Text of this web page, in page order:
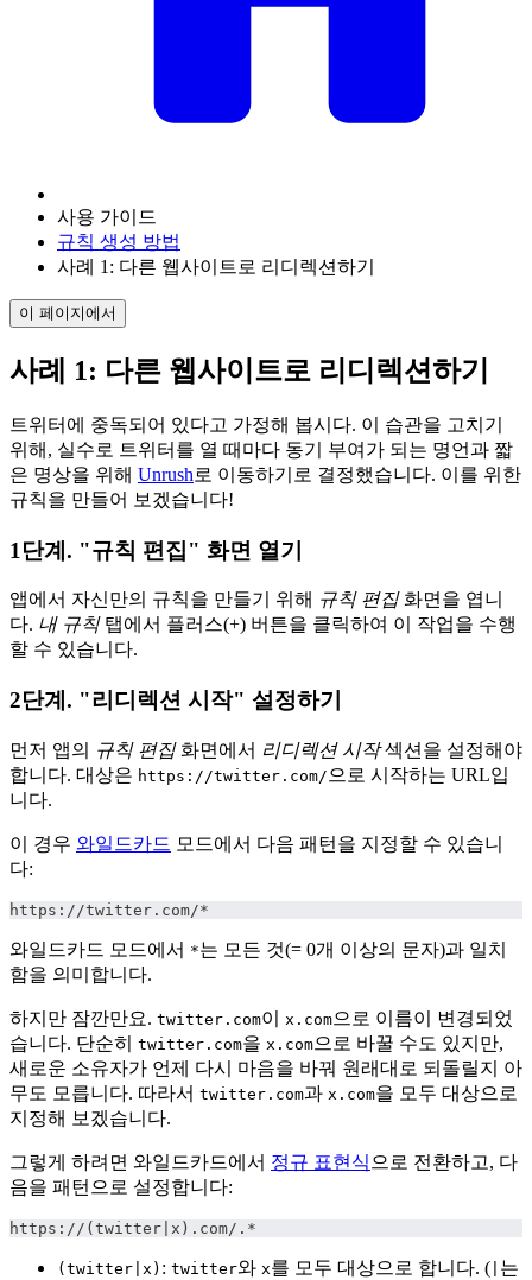
사용 가이드
규칙 생성 방법
사례 1: 다른 웹사이트로 리디렉션하기
이 페이지에서
사례 1: 다른 웹사이트로 리디렉션하기
트위터에 중독되어 있다고 가정해 봅시다. 이 습관을 고치기
위해, 실수로 트위터를 열 때마다 동기 부여가 되는 명언과 짧
은 명상을 위해 Unrush로 이동하기로 결정했습니다. 이를 위한
규칙을 만들어 보겠습니다!
1단계. "규칙 편집" 화면 열기
앱에서 자신만의 규칙을 만들기 위해 규칙 편집화면을 엽니
다. 내 규칙탭에서 플러스(+) 버튼을 클릭하여 이 작업을 수행
할 수 있습니다.
2단계. "리디렉션 시작" 설정하기
먼저 앱의 규칙 편집화면에서 리디렉션 시작섹션을 설정해야
합니다. 대상은 https://twitter.com/ 으로 시작하는 URL입
니다.
이 경우 와일드카드 모드에서 다음 패턴을 지정할 수 있습니
다:
https://twitter.com/*
와일드카드 모드에서 *는 모든 것(= 0개 이상의 문자)과 일치
함을 의미합니다.
하지만 잠깐만요. twitter.com이 x.com으로 이름이 변경되었
습니다. 단순히 twitter.com을 x.com으로 바꿀 수도 있지만,
새로운 소유자가 언제 다시 마음을 바꿔 원래대로 되돌릴지 아
무도 모릅니다. 따라서 twitter.com과 x.com을 모두 대상으로
지정해 보겠습니다.
그렇게 하려면 와일드카드에서 정규 표현식 으로 전환하고, 다
음을 패턴으로 설정합니다:
https://(twitter|x).com/.*
(twitter|x) : twitter와 x를 모두 대상으로 합니다. ( 는